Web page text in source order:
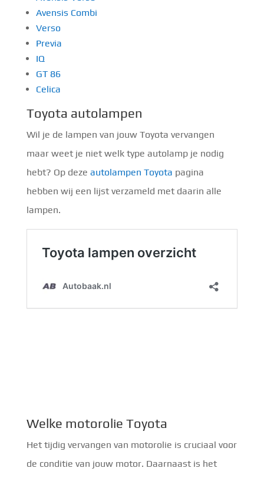
Avensis Combi
Verso
Previa
IQ
GT 86
Celica
Toyota autolampen
Wil je de lampen van jouw Toyota vervangen
maar weet je niet welk type autolamp je nodig
hebt? Op deze autolampen Toyota pagina
hebben wij een lijst verzameld met daarin alle
lampen.
Welke motorolie Toyota
Het tijdig vervangen van motorolie is cruciaal voor
de conditie van jouw motor. Daarnaast is het